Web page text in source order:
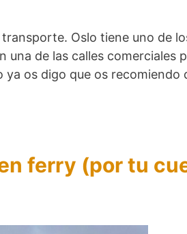
Oslo tiene uno de
de las calles comerciales
ya os digo que os recomiendo
ferry (por tu